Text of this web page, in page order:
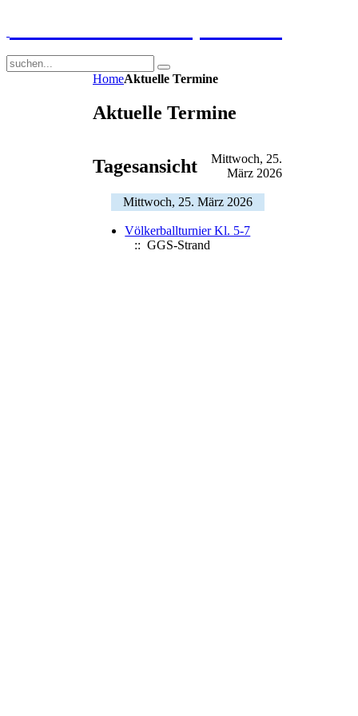
HomeAktuelle Termine
Aktuelle Termine
Tagesansicht
Mittwoch, 25.
März 2026
Mittwoch, 25. März 2026
Völkerballturnier Kl. 5-7
:: GGS-Strand